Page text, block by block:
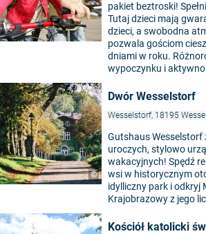
pakiet beztroski!
Tutaj dzieci mają
dzieci, a swobodna
pozwala gościom
dniami w roku.
wypoczynku i
©
Dwór Wesselstorf
Wesselstorf, 18195
Gutshaus Wesselstorf
uroczych, stylowo
wakacyjnych! Spędź
wsi w historycznym
idylliczny park i odkryj
Krajobrazowy z jego
Kościół katolicki